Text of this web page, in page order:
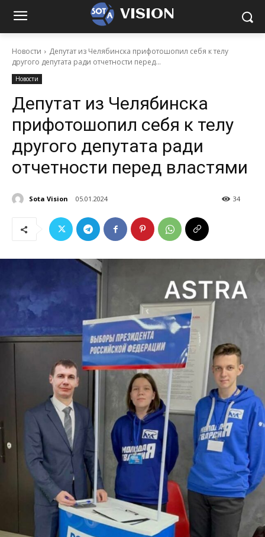
VISION
Новости
Депутат из Челябинска прифотошопил себя к телу
другого депутата ради отчетности перед...
Новости
Депутат из Челябинска
прифотошопил себя к телу
другого депутата ради
отчетности перед властями
Sota Vision 05.01.2024 34